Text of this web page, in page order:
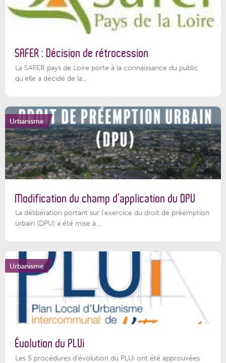
SAFER : Décision de rétrocession
La SAFER pays de Loire porte à la connaissance du public
qu’elle a décidé de la...
Urbanisme
Modification du champ d’application du DPU
La délibération portant sur l’exercice du droit de préemption
urbain (DPU) a été mise à...
Urbanisme
Évolution du PLUi
Les 5 procédures d’évolution du PLUi ont été approuvées